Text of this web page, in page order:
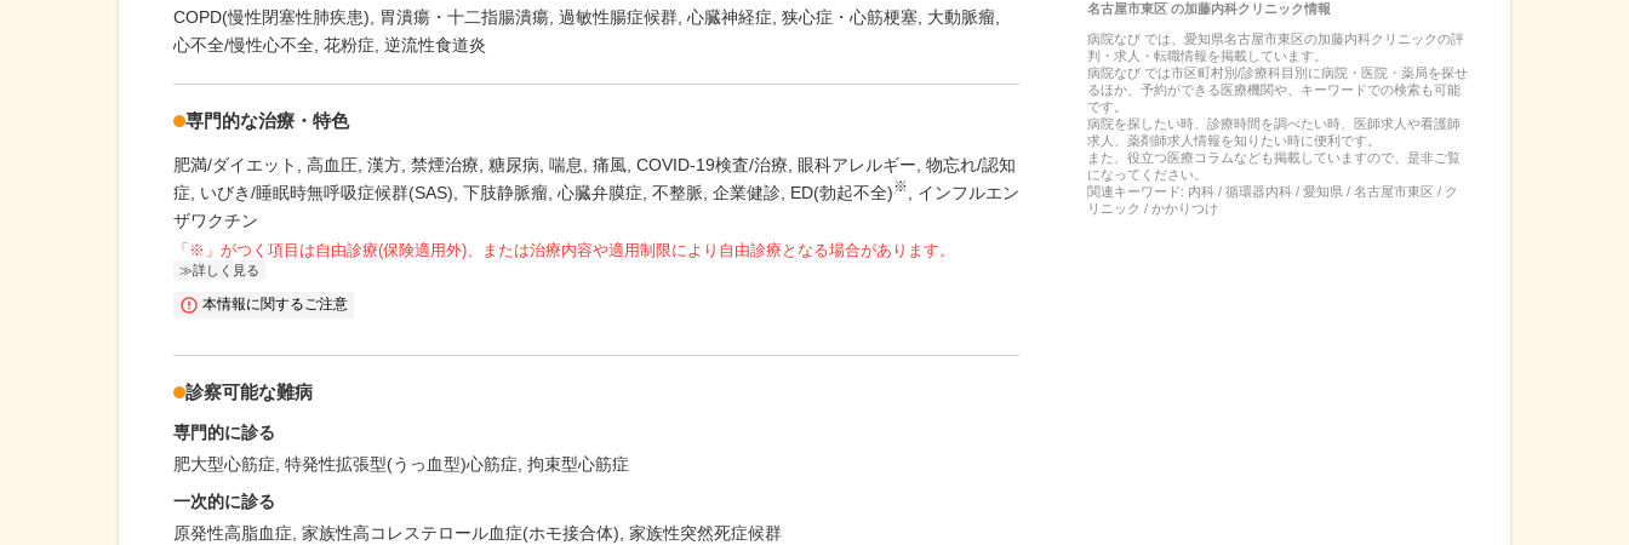
COPD(慢性閉塞性肺疾患) 胃潰瘍・十二指腸潰瘍 過敏性腸症候群 心臓神経症 狭心症・心筋梗塞 大動脈瘤
心不全/慢性心不全 花粉症 逆流性食道炎
専門的な治療・特色
肥満/ダイエット 高血圧 漢方 禁煙治療 糖尿病 喘息 痛風 COVID-19検査/治療 眼科アレルギー 物忘れ/認知
症
いびき/睡眠時無呼吸症候群(SAS) 下肢静脈瘤 心臓弁膜症 不整脈 企業健診 ED(勃起不全)※
インフルエン
ザワクチン
「※」がつく項目は自由診療(保険適用外)、または治療内容や適用制限により自由診療となる場合があります。
詳しく見る
本情報に関するご注意
診察可能な難病
専門的に診る
肥大型心筋症 特発性拡張型(うっ血型)心筋症 拘束型心筋症
一次的に診る
原発性高脂血症 家族性高コレステロール血症(ホモ接合体) 家族性突然死症候群
名古屋市東区の加藤内科クリニック情報
病院なび では、 愛知県名古屋市東区の加藤内科クリニックの評
判・求人・転職情報を掲載しています。
病院なび では市区町村別/診療科目別に病院・医院・薬局を探せ
るほか、予約ができる医療機関や、キーワードでの検索も可能
です。
病院を探したい時、診療時間を調べたい時、医師求人や看護師
求人、薬剤師求人情報を知りたい時に便利です。
また、役立つ医療コラムなども掲載していますので、是非ご覧
になってください。
関連キーワード: 内科 / 循環器内科 / 愛知県 / 名古屋市東区 / ク
リニック / かかりつけ